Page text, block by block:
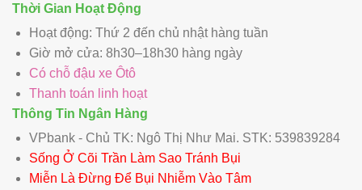
Thời Gian Hoạt Động
Hoạt động: Thứ 2 đến chủ nhật hàng tuần
Giờ mở cửa: 8h30–18h30 hàng ngày
Có chỗ đậu xe Ôtô
Thanh toán linh hoạt
Thông Tin Ngân Hàng
VPbank - Chủ TK: Ngô Thị Như Mai. STK: 539839284
Sống Ở Cõi Trần Làm Sao Tránh Bụi
Miễn Là Đừng Để Bụi Nhiễm Vào Tâm